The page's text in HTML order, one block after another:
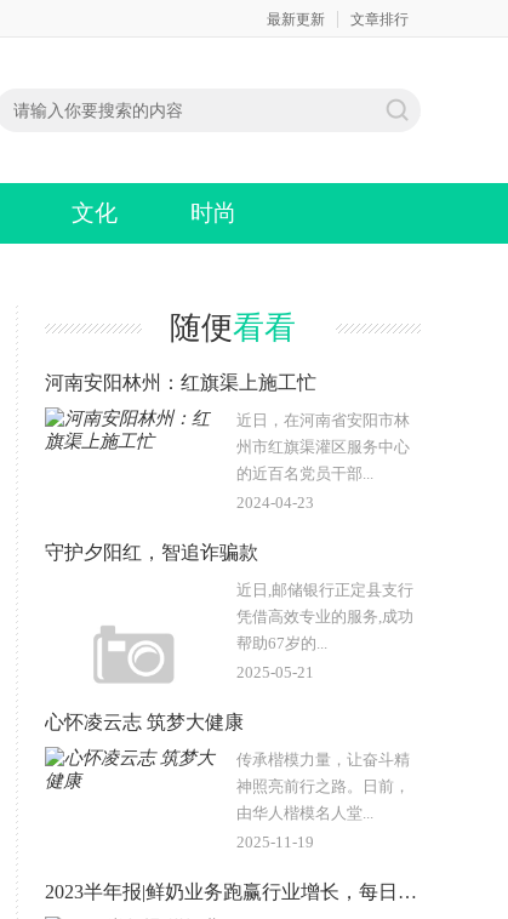
最新更新 文章排行
文化 时尚
随便看看
河南安阳林州：红旗渠上施工忙
近日，在河南省安阳市林
州市红旗渠灌区服务中心
的近百名党员干部...
2024-04-23
守护夕阳红，智追诈骗款
近日,邮储银行正定县支行
凭借高效专业的服务,成功
帮助67岁的...
2025-05-21
心怀凌云志 筑梦大健康
传承楷模力量，让奋斗精
神照亮前行之路。日前，
由华人楷模名人堂...
2025-11-19
2023半年报|鲜奶业务跑赢行业增长，每日鲜语“神仙奶”稳居